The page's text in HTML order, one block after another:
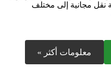
نقل مجانية إلى مختلف
معلومات أكثر »